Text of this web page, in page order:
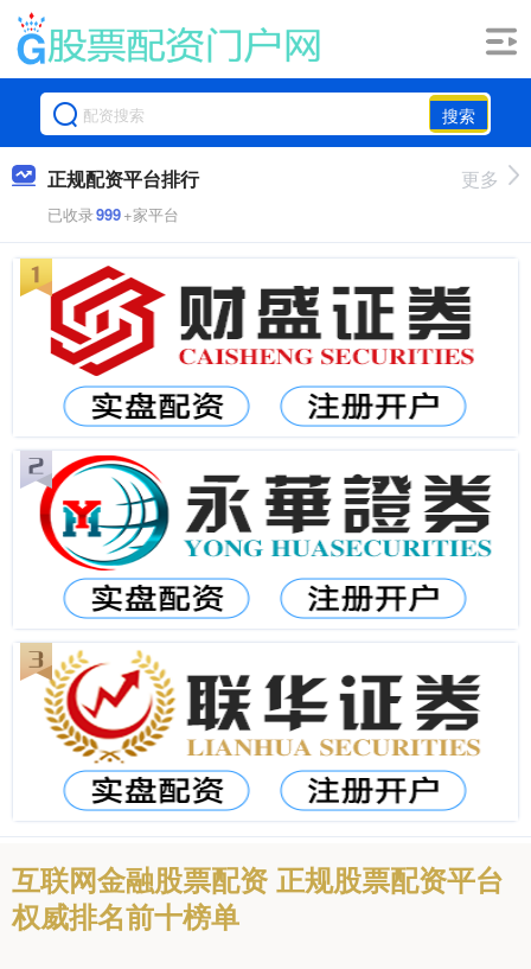
搜索
正规配资平台排行
已收录999+家平台
更多
互联网金融股票配资 正规股票配资平台
权威排名前十榜单